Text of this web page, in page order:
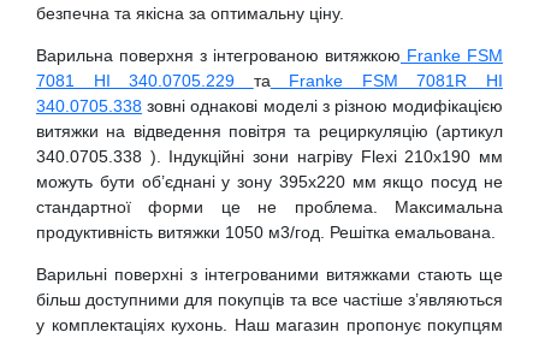
безпечна та якісна за оптимальну ціну.
Варильна поверхня з інтегрованою витяжкою Franke FSM
7081 HI 340.0705.229 та Franke FSM 7081R HI
340.0705.338 зовні однакові моделі з різною модифікацією
витяжки на відведення повітря та рециркуляцію (артикул
340.0705.338 ). Індукційні зони нагріву Flexi 210х190 мм
можуть бути об’єднані у зону 395х220 мм якщо посуд не
стандартної форми це не проблема. Максимальна
продуктивність витяжки 1050 м3/год. Решітка емальована.
Варильні поверхні з інтегрованими витяжками стають ще
більш доступними для покупців та все частіше з’являються
у комплектаціях кухонь. Наш магазин пропонує покупцям